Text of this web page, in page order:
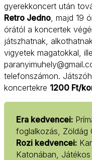
gyerekkoncert után
Retro Jedno , majd 19
órától a koncertek
játszhatnak,
vigyetek magatokkal,
telefonszámon.
koncertekre 1200 Ft/
Era kedvencei:
foglalkozás, Zöldág
Rozi kedvencei:
Katonában,